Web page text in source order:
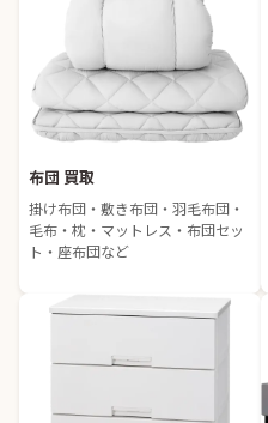
布団 買取
掛け布団・敷き布団・羽毛布団・
毛布・枕・マットレス・布団セッ
ト・座布団など